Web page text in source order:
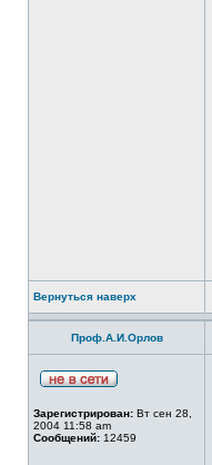
Вернуться наверх
Проф.А.И.Орлов
Зарегистрирован: Вт сен 28,
2004 11:58 am
Сообщений: 12459